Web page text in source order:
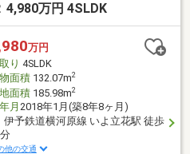
4,980万円 4SLDK
万円
り 4SLDK
面積132.07m2
面積185.98m2
月 2018年1月(築8年8ヶ月)
伊予鉄道横河原線 いよ立花駅 徒歩
他の交通